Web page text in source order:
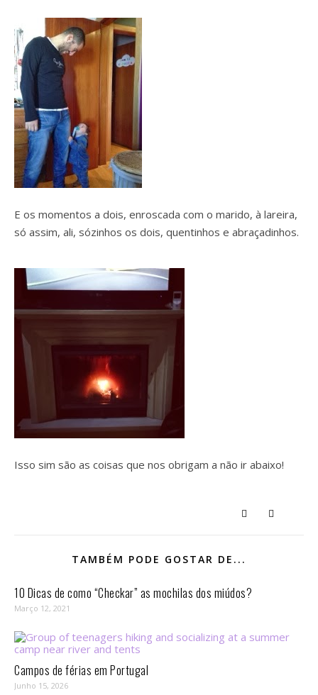
E os momentos a dois, enroscada com o marido, à lareira,
só assim, ali, sózinhos os dois, quentinhos e abraçadinhos.
Isso sim são as coisas que nos obrigam a não ir abaixo!
TAMBÉM PODE GOSTAR DE...
10 Dicas de como “Checkar” as mochilas dos miúdos?
Março 12, 2021
Campos de férias em Portugal
Junho 15, 2026